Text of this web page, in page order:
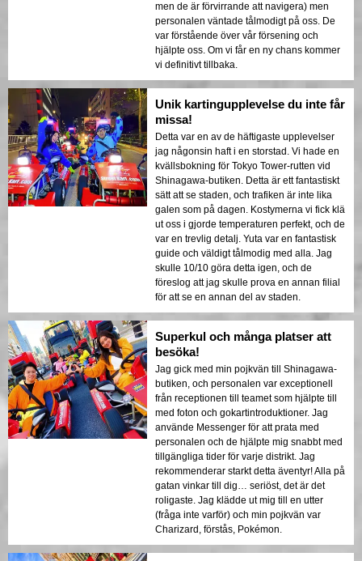
men de är förvirrande att navigera) men
personalen väntade tålmodigt på oss. De
var förstående över vår försening och
hjälpte oss. Om vi får en ny chans kommer
vi definitivt tillbaka.
Unik kartingupplevelse du inte får
missa!
Detta var en av de häftigaste upplevelser
jag någonsin haft i en storstad. Vi hade en
kvällsbokning för Tokyo Tower-rutten vid
Shinagawa-butiken. Detta är ett fantastiskt
sätt att se staden, och trafiken är inte lika
galen som på dagen. Kostymerna vi fick klä
ut oss i gjorde temperaturen perfekt, och de
var en trevlig detalj. Yuta var en fantastisk
guide och väldigt tålmodig med alla. Jag
skulle 10/10 göra detta igen, och de
föreslog att jag skulle prova en annan filial
för att se en annan del av staden.
Superkul och många platser att
besöka!
Jag gick med min pojkvän till Shinagawa-
butiken, och personalen var exceptionell
från receptionen till teamet som hjälpte till
med foton och gokartintroduktioner. Jag
använde Messenger för att prata med
personalen och de hjälpte mig snabbt med
tillgängliga tider för varje distrikt. Jag
rekommenderar starkt detta äventyr! Alla på
gatan vinkar till dig… seriöst, det är det
roligaste. Jag klädde ut mig till en utter
(fråga inte varför) och min pojkvän var
Charizard, förstås, Pokémon.